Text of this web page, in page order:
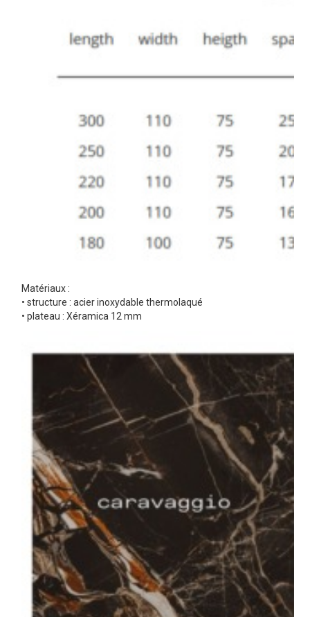
Matériaux :
• structure : acier inoxydable thermolaqué
• plateau : Xéramica 12 mm